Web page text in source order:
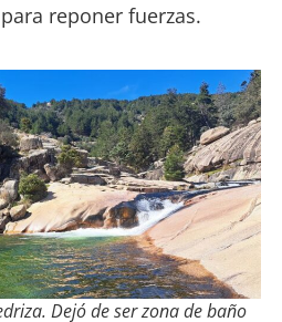
reponer fuerzas.
Dejó de ser zona de baño